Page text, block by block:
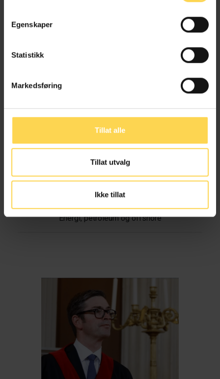
Egenskaper
Statistikk
Markedsføring
Tillat alle
Tillat utvalg
Ikke tillat
Energi, petroleum og offshore